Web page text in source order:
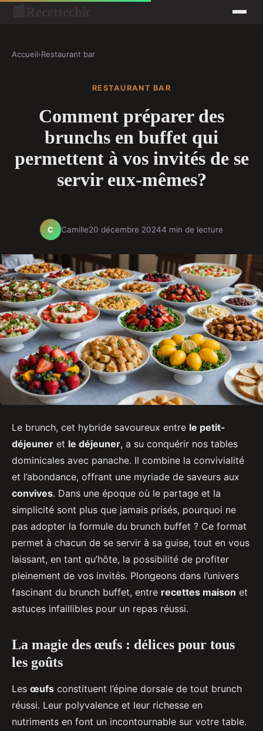
Accueil›Restaurant bar
RESTAURANT BAR
Comment préparer des
brunchs en buffet qui
permettent à vos invités de se
servir eux-mêmes?
C Camille20 décembre 20244 min de lecture
Le brunch, cet hybride savoureux entre le petit-
déjeuner et le déjeuner, a su conquérir nos tables
dominicales avec panache. Il combine la convivialité
et l’abondance, offrant une myriade de saveurs aux
convives. Dans une époque où le partage et la
simplicité sont plus que jamais prisés, pourquoi ne
pas adopter la formule du brunch buffet ? Ce format
permet à chacun de se servir à sa guise, tout en vous
laissant, en tant qu’hôte, la possibilité de profiter
pleinement de vos invités. Plongeons dans l’univers
fascinant du brunch buffet, entre recettes maison et
astuces infaillibles pour un repas réussi.
La magie des œufs : délices pour tous
les goûts
Les œufs constituent l’épine dorsale de tout brunch
réussi. Leur polyvalence et leur richesse en
nutriments en font un incontournable sur votre table.